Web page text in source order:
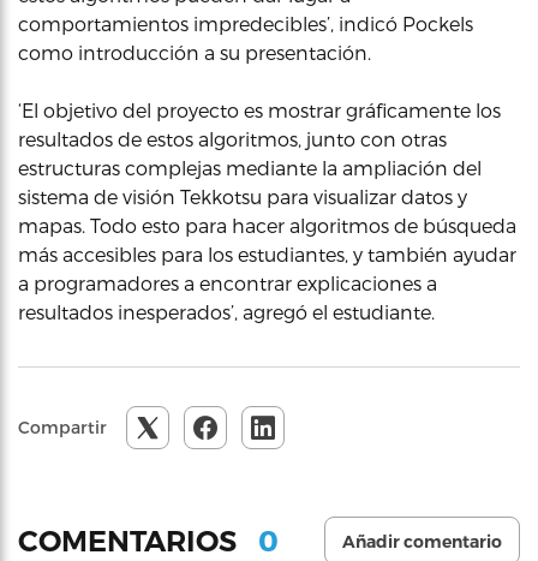
comportamientos impredecibles’, indicó Pockels
como introducción a su presentación.
‘El objetivo del proyecto es mostrar gráficamente los
resultados de estos algoritmos, junto con otras
estructuras complejas mediante la ampliación del
sistema de visión Tekkotsu para visualizar datos y
mapas. Todo esto para hacer algoritmos de búsqueda
más accesibles para los estudiantes, y también ayudar
a programadores a encontrar explicaciones a
resultados inesperados’, agregó el estudiante.
Compartir
COMENTARIOS 0 Añadir comentario